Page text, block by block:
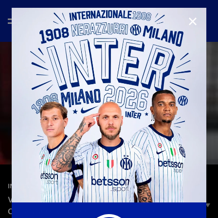
INTERVIEWS—6 ott 2025
VECCHI: «BUON PUNTO, BRAVI I RAGAZZI CHE
CI HANNO CREDUTO FINO ALL'ULTIMO